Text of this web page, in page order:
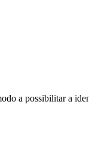
a possibilitar a